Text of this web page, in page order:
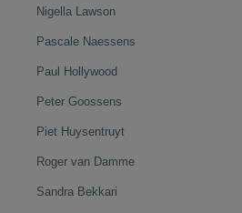
Nigella Lawson
Pascale Naessens
Paul Hollywood
Peter Goossens
Piet Huysentruyt
Roger van Damme
Sandra Bekkari